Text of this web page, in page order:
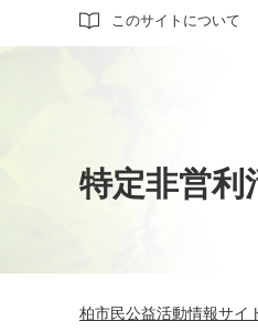
このサイトについて
サイト内検索
特定非営利
柏市民公益活動情報サイ